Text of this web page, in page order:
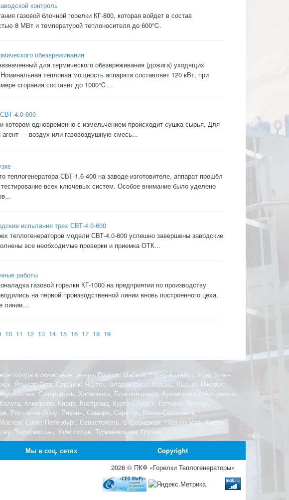
контроль
газовой блочной горелки КГ-800, которая войдет в состав
8 МВт и температурой теплоносителя до 600℃.
обезвреживания
для термического обезвреживания (дожига) уходящих
тепловая мощность аппарата составляет 120 кВт, при
сгорания составит до 1000℃...
4.0-600
одновременно с измельчением происходит сушка сырья. Для
— воздух или газовоздушную смесь...
СВТ-1.6-400 на заводе-изготовителе, аппарат прошёл
всех ключевых систем. Особое внимание было уделено
испытания трех СВТ-4.0-600
теплогенераторов модели СВТ-4.0-600 успешно завершены заводские
все необходимые проверки и приемка ОТК...
работы
газовой горелки КГ-1000 на предприятии по производству
на первой производственной линии вновь построенного цеха,
линии...
10 11 12 13 14 15 16 17 18 19
города и областные центры России: Майкоп, Горно-Алтайск, Уфа, Улан-
Йошкар-Ола, Саранск, Якутск, Владикавказ, Казань, Кызыл, Ижевск,
Ставрополь, Хабаровск, Благовещенск, Архангельск, Астрахань,
Кемерово, Киров, Кострома, Курган, Курск, Гатчина, Липецк,
Ростов-на-Дону, Рязань, Самара, Саратов, Южно-Сахалинск,
Санкт-Петербург, Севастополь, Биробиджан, Нарьян-Мар, Ханты-
Таджикистан, Узбекистан, Туркменистан, Грузию.
Мы в соц. сетях
Copyright
2026 © ПКФ «Горелки Теплогенераторы»